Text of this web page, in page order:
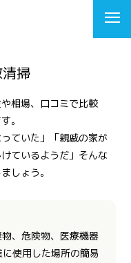
掃
相場、口コミで比較
。
ていた」「親戚の家が
ているようだ」そんな
しょう。
、危険物、医療機器
使用した場所の簡易